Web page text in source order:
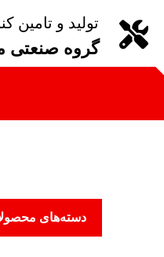
تولید و تامین
گروه صنعتی
دسته‌های